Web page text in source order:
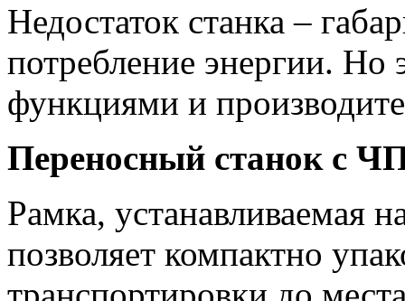
Недостаток станка –
потребление энергии. Но
функциями и
Переносный станок с
Рамка, устанавливаемая
позволяет компактно